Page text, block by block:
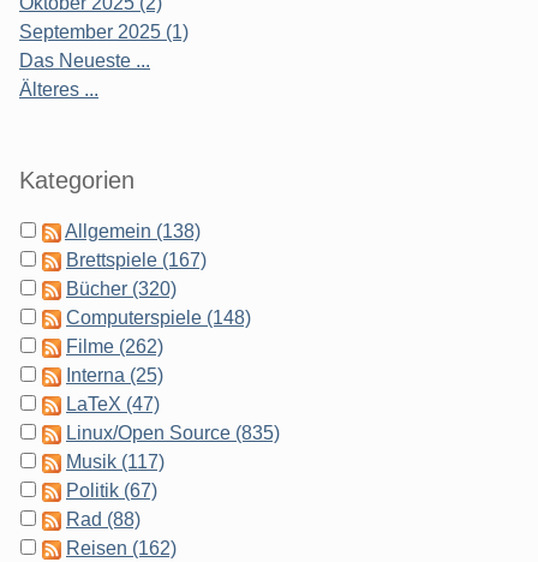
September 2025 (1)
Das Neueste ...
Älteres ...
Kategorien
Allgemein (138)
Brettspiele (167)
Bücher (320)
Computerspiele (148)
Filme (262)
Interna (25)
LaTeX (47)
Linux/Open Source (835)
Musik (117)
Politik (67)
Rad (88)
Reisen (162)